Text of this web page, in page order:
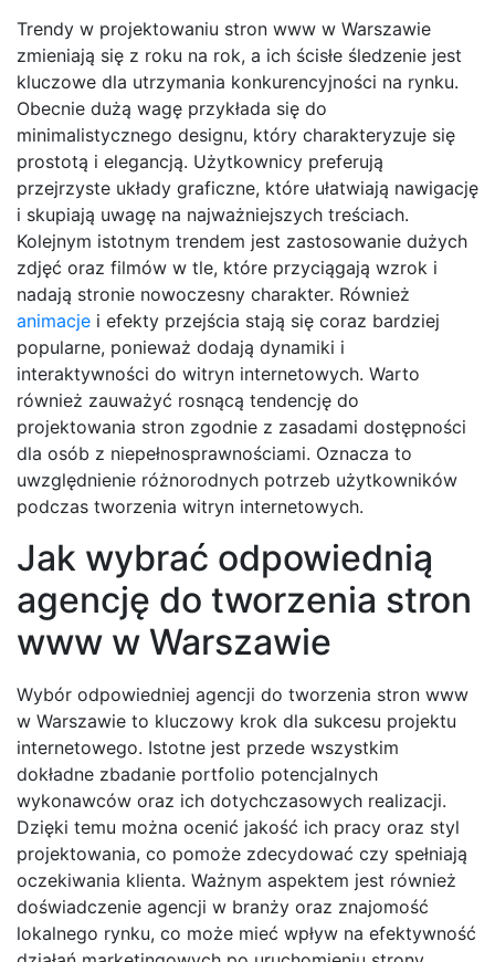
Trendy w projektowaniu stron www w Warszawie
zmieniają się z roku na rok, a ich ścisłe śledzenie jest
kluczowe dla utrzymania konkurencyjności na rynku.
Obecnie dużą wagę przykłada się do
minimalistycznego designu, który charakteryzuje się
prostotą i elegancją. Użytkownicy preferują
przejrzyste układy graficzne, które ułatwiają nawigację
i skupiają uwagę na najważniejszych treściach.
Kolejnym istotnym trendem jest zastosowanie dużych
zdjęć oraz filmów w tle, które przyciągają wzrok i
nadają stronie nowoczesny charakter. Również
animacje i efekty przejścia stają się coraz bardziej
popularne, ponieważ dodają dynamiki i
interaktywności do witryn internetowych. Warto
również zauważyć rosnącą tendencję do
projektowania stron zgodnie z zasadami dostępności
dla osób z niepełnosprawnościami. Oznacza to
uwzględnienie różnorodnych potrzeb użytkowników
podczas tworzenia witryn internetowych.
Jak wybrać odpowiednią
agencję do tworzenia stron
www w Warszawie
Wybór odpowiedniej agencji do tworzenia stron www
w Warszawie to kluczowy krok dla sukcesu projektu
internetowego. Istotne jest przede wszystkim
dokładne zbadanie portfolio potencjalnych
wykonawców oraz ich dotychczasowych realizacji.
Dzięki temu można ocenić jakość ich pracy oraz styl
projektowania, co pomoże zdecydować czy spełniają
oczekiwania klienta. Ważnym aspektem jest również
doświadczenie agencji w branży oraz znajomość
lokalnego rynku, co może mieć wpływ na efektywność